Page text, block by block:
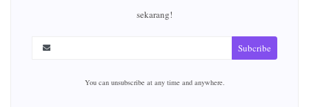
sekarang!
Subcribe
You can unsubscribe at any time and anywhere.